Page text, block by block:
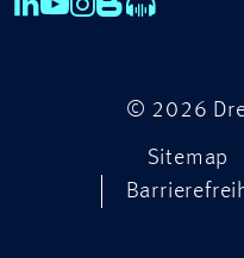
© 2026
Sitemap